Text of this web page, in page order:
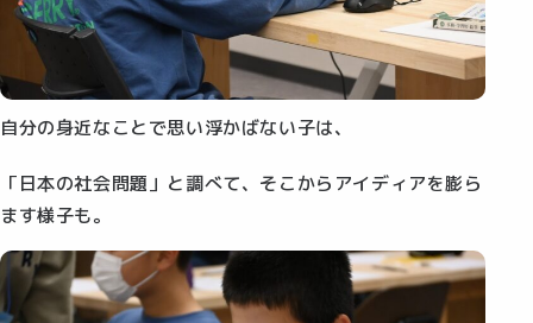
自分の身近なことで思い浮かばない子は、
「日本の社会問題」と調べて、そこからアイディアを膨ら
ます様子も。